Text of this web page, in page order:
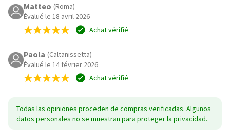
Matteo (Roma)
Évalué le 18 avril 2026
Achat vérifié
Paola (Caltanissetta)
Évalué le 14 février 2026
Achat vérifié
Todas las opiniones proceden de compras verificadas. Algunos
datos personales no se muestran para proteger la privacidad.